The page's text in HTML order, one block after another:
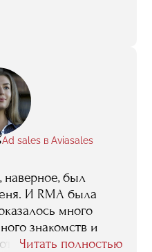
обычно, все успешно
где я учился, таких
Даша
по маркетингу
Лагутин — директор
Ярослав Савченко
по работе
В общем, живые
и нужно
sales в Aviasales
был
И RMA была
много
знакомств и
мне не
Читать полностью